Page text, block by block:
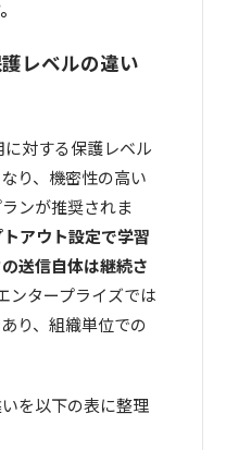
レベルの違い
対する保護レベル
り、機密性の高い
ンが推奨されま
アウト設定で学習
送信自体は継続さ
ンタープライズでは
り、組織単位での
を以下の表に整理